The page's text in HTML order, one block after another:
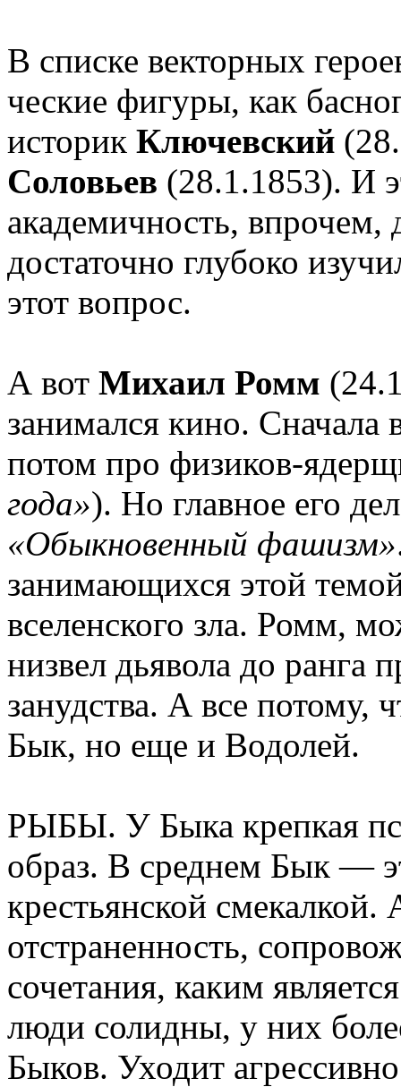
В списке векторных
ческие фигуры, как
историк Ключевский
Соловьев (28.1.1853). И
академичность, впрочем,
достаточно глубоко
этот вопрос.
А вот Михаил Ромм
занимался кино.
потом про физиков-
года»). Но главное его
«Обыкновенный фашизм»
занимающихся этой
вселенского зла. Ромм,
низвел дьявола до ранга
занудства. А все потому,
Бык, но еще и Водолей.
РЫБЫ. У Быка крепкая
образ. В среднем Бык —
крестьянской смекалкой.
отстраненность,
сочетания, каким
люди солидны, у них
Быков. Уходит